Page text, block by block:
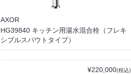
AXOR
HG39840 キッチン用湯水混合栓（フレキ
シブルスパウトタイプ）
¥220,000(税込)